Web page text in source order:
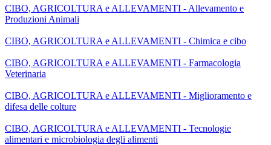
CIBO, AGRICOLTURA e ALLEVAMENTI - Allevamento e
Produzioni Animali
CIBO, AGRICOLTURA e ALLEVAMENTI - Chimica e cibo
CIBO, AGRICOLTURA e ALLEVAMENTI - Farmacologia
Veterinaria
CIBO, AGRICOLTURA e ALLEVAMENTI - Miglioramento e
difesa delle colture
CIBO, AGRICOLTURA e ALLEVAMENTI - Tecnologie
alimentari e microbiologia degli alimenti